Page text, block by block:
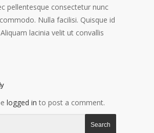
pellentesque consectetur nunc
Nulla facilisi. Quisque id
lacinia velit ut convallis
logged in to post a comment.